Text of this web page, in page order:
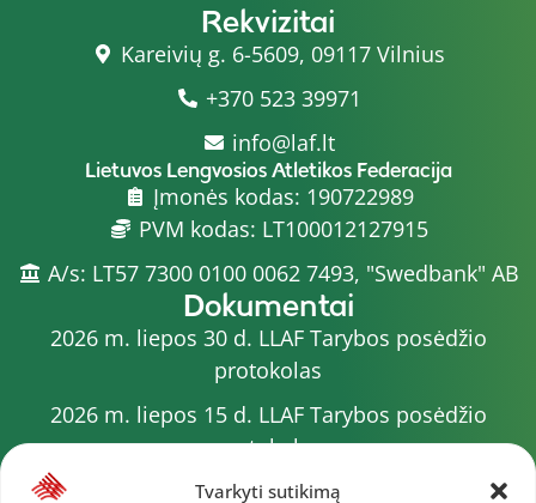
Tvarkyti sutikimą
Rekvizitai
Kareivių g. 6-5609, 09117 Vilnius
+370 523 39971
info@laf.lt
Lietuvos Lengvosios Atletikos Federacija
Įmonės kodas: 190722989
PVM kodas: LT100012127915
A/s: LT57 7300 0100 0062 7493, "Swedbank" AB
Dokumentai
2026 m. liepos 30 d. LLAF Tarybos posėdžio
protokolas
2026 m. liepos 15 d. LLAF Tarybos posėdžio
protokolas
2026 m. liepos 20 d. LLAF VK posėdžio protokolas